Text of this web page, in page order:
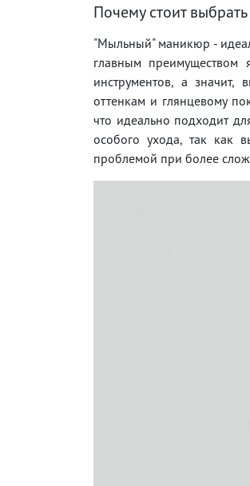
Почему стоит
"Мыльный" маникюр -
главным преимуществом
инструментов, а значит,
оттенкам и глянцевому
что идеально подходит
особого ухода, так как
проблемой при более